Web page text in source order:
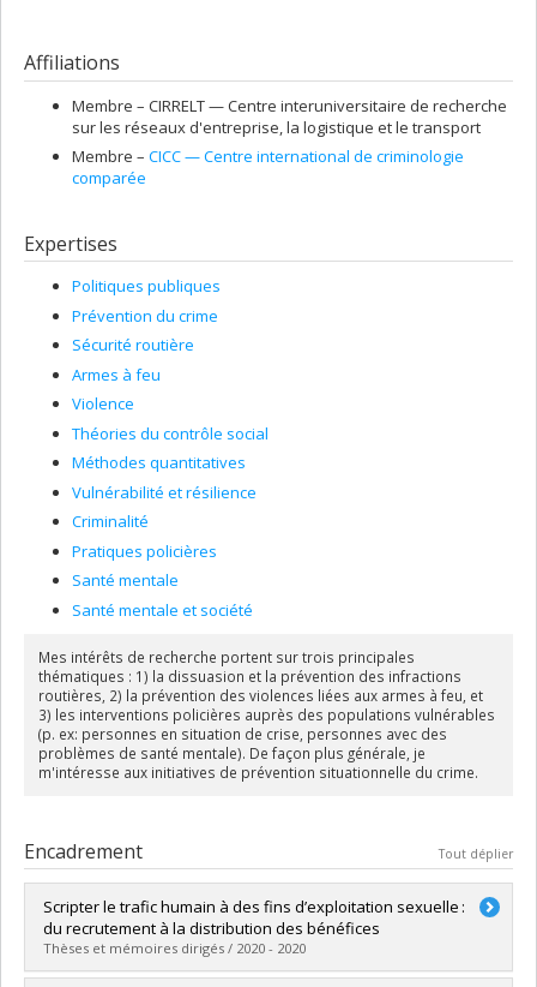
Affiliations
Membre – CIRRELT — Centre interuniversitaire de recherche
sur les réseaux d'entreprise, la logistique et le transport
Membre – CICC — Centre international de criminologie
comparée
Expertises
Politiques publiques
Prévention du crime
Sécurité routière
Armes à feu
Violence
Théories du contrôle social
Méthodes quantitatives
Vulnérabilité et résilience
Criminalité
Pratiques policières
Santé mentale
Santé mentale et société
Mes intérêts de recherche portent sur trois principales
thématiques : 1) la dissuasion et la prévention des infractions
routières, 2) la prévention des violences liées aux armes à feu, et
3) les interventions policières auprès des populations vulnérables
(p. ex: personnes en situation de crise, personnes avec des
problèmes de santé mentale). De façon plus générale, je
m'intéresse aux initiatives de prévention situationnelle du crime.
Encadrement Tout déplier
Scripter le trafic humain à des fins d’exploitation sexuelle :
du recrutement à la distribution des bénéfices
Thèses et mémoires dirigés / 2020 - 2020